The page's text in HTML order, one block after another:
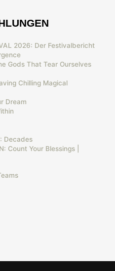
2026: Der Festivalbericht
Gods That Tear Ourselves
Chilling Magical
Dream
Decades
Count Your Blessings |